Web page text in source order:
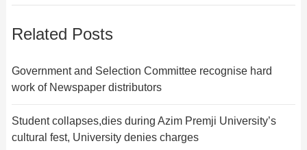
Related Posts
Government and Selection Committee recognise hard
work of Newspaper distributors
Student collapses,dies during Azim Premji University’s
cultural fest, University denies charges